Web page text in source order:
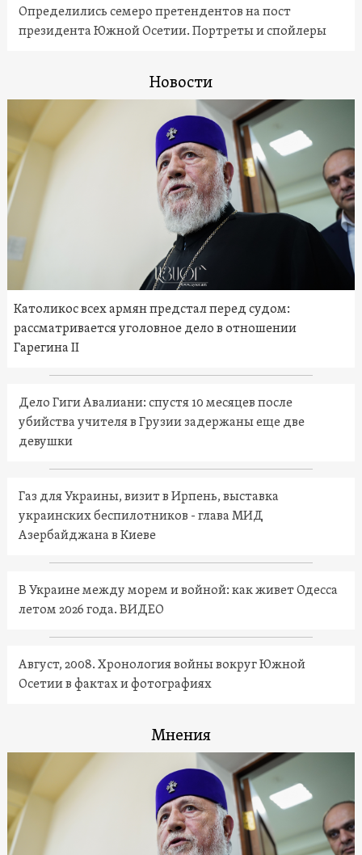
Определились семеро претендентов на пост
президента Южной Осетии. Портреты и спойлеры
Новости
Католикос всех армян предстал перед судом:
рассматривается уголовное дело в отношении
Гарегина II
Дело Гиги Авалиани: спустя 10 месяцев после
убийства учителя в Грузии задержаны еще две
девушки
Газ для Украины, визит в Ирпень, выставка
украинских беспилотников - глава МИД
Азербайджана в Киеве
В Украине между морем и войной: как живет Одесса
летом 2026 года. ВИДЕО
Август, 2008. Хронология войны вокруг Южной
Осетии в фактах и фотографиях
Мнения